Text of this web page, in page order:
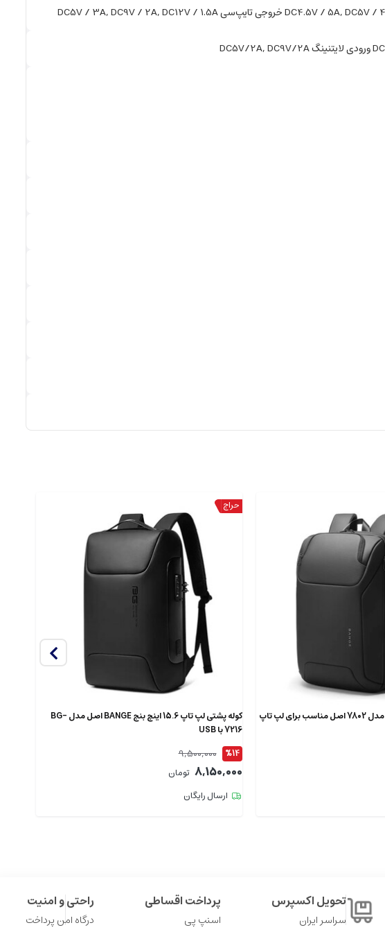
کوله پشتی لپ تاپ بنج مدل 7802 اصل مناسب برای لپ تاپ
کوله پشتی لپ تاپ 15.6 اینچ بنج BANGE اصل مدل BG-
7216 با USB
%14
9,500,000
8,150,000 تومان
ارسال رایگان
تحویل اکسپرس
سراسر ایران
پرداخت اقساطی
اسنپ پی
راحتی و امنیت
درگاه امن پرداخت